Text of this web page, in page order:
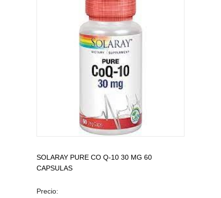
TODAS LAS CATEGORÍAS
SOLARAY PURE CO Q-10 30 MG 60
CAPSULAS
Precio: